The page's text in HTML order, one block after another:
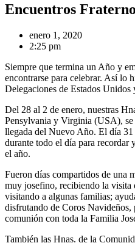
Encuentros
enero 1, 2020
2:25 pm
Siempre que termina un Año y
encontrarse para celebrar. Así lo
Delegaciones de Estados Unidos
Del 28 al 2 de enero, nuestras
Pensylvania y Virginia (USA), se
llegada del Nuevo Año. El día
durante todo el día para
el año.
Fueron días compartidos de una
muy josefino, recibiendo la visita
visitando a algunas familias;
disfrutando de Coros Navideños,
comunión con toda la Familia
También las Hnas. de la